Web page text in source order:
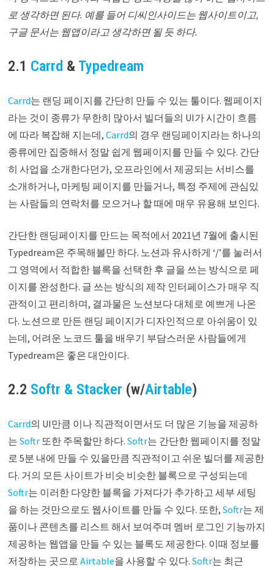
로 생각하면 된다. 예를 들어 디씨인사이드는 웹사이트이고,
구글 문서는 웹앱이라고 생각하면 될 듯 하다.
2.1 Carrd & Typedream
Carrd는 랜딩 페이지를 간단히 만들 수 있는 툴이다. 웹페이지
라는 것이 종류가 무한히 많아서 빌더들의 UI가 시간이 흐름
에 따라 복잡해 지는데,Carrd의 경우 랜딩페이지라는 하나의
종류에만 집중해서 정말 쉽게 웹페이지를 만들 수 있다. 간단
히 사업을 소개한다던가, 오프라인에서 제공되는 서비스를
소개하거나, 마케팅 페이지를 만들거나, 특정 주제에 관심있
는 사람들의 연락처를 모으거나 할 때에 매우 유용해 보인다.
간단한 랜딩페이지를 만드는 목적에서 2021년 7월에 출시된
Typedream은 주목해볼만 하다. 노션과 유사하게 ‘/’를 눌러서
그 영역에서 적합한 블록을 선택한 후 글을 쓰는 방식으로 페
이지를 완성한다. 글 쓰는 방식의 제작 인터페이스가 매우 직
관적이고 편리하며, 결과물은 노션보다 대체로 예쁘게 나온
다. 노션으로 만든 랜딩 페이지가 디자인적으로 아쉬움이 있
는데, 어려운 노코드 툴을 배우기 부담스러운 사람들에게
Typedream은 좋은 대안이다.
2.2 Softr & Stacker (w/Airtable)
Carrd의 UI만큼 이나 직관적이면서도 더 많은 기능을 제공하
는Softr 또한 주목할만 하다.Softr는 간단한 웹페이지를 정말
로 5분 내에 만들 수 있을만큼 직관적이고 쉬운 빌더를 제공한
다. 거의 모든 사이트가 비슷 비슷한 블록으로 구성되는데
Softr는 이러한 다양한 블록을 가져다가 추가하고 세부 세팅
을 하는 것만으로도 웹사이트를 만들 수 있다. 또한,Softr는 제
품이나 콘텐츠를 리스트 해서 보여주며 멤버 로그인 기능까지
제공하는 웹앱을 만들 수 있는 블록도 제공한다. 이때 정보를
저장하는 곳으로Airtable을 사용할 수 있다.Softr는 최근